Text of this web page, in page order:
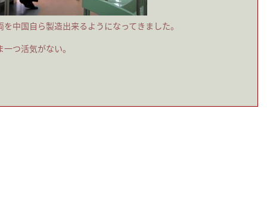
中国自ら製造出来るようになってきました。
つ活気がない。